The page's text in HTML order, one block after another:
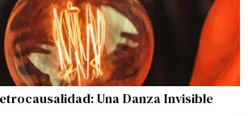
Una Danza Invisible